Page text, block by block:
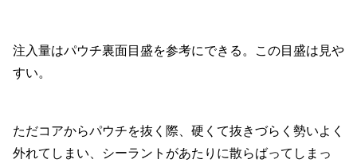
注入量はパウチ裏面目盛を参考にできる。この目盛は見や
すい。
ただコアからパウチを抜く際、硬くて抜きづらく勢いよく
外れてしまい、シーラントがあたりに散らばってしまっ